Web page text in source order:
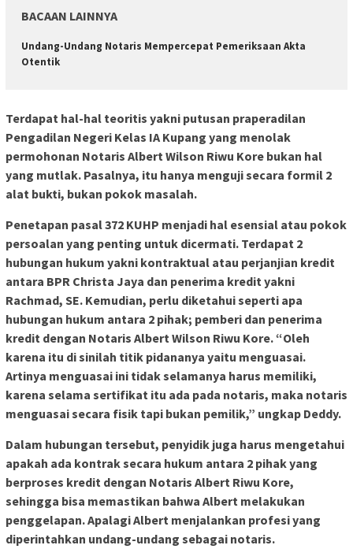
BACAAN LAINNYA
Undang-Undang Notaris Mempercepat Pemeriksaan Akta
Otentik
Terdapat hal-hal teoritis yakni putusan praperadilan
Pengadilan Negeri Kelas IA Kupang yang menolak
permohonan Notaris Albert Wilson Riwu Kore bukan hal
yang mutlak. Pasalnya, itu hanya menguji secara formil 2
alat bukti, bukan pokok masalah.
Penetapan pasal 372 KUHP menjadi hal esensial atau pokok
persoalan yang penting untuk dicermati. Terdapat 2
hubungan hukum yakni kontraktual atau perjanjian kredit
antara BPR Christa Jaya dan penerima kredit yakni
Rachmad, SE. Kemudian, perlu diketahui seperti apa
hubungan hukum antara 2 pihak; pemberi dan penerima
kredit dengan Notaris Albert Wilson Riwu Kore. “Oleh
karena itu di sinilah titik pidananya yaitu menguasai.
Artinya menguasai ini tidak selamanya harus memiliki,
karena selama sertifikat itu ada pada notaris, maka notaris
menguasai secara fisik tapi bukan pemilik,” ungkap Deddy.
Dalam hubungan tersebut, penyidik juga harus mengetahui
apakah ada kontrak secara hukum antara 2 pihak yang
berproses kredit dengan Notaris Albert Riwu Kore,
sehingga bisa memastikan bahwa Albert melakukan
penggelapan. Apalagi Albert menjalankan profesi yang
diperintahkan undang-undang sebagai notaris.